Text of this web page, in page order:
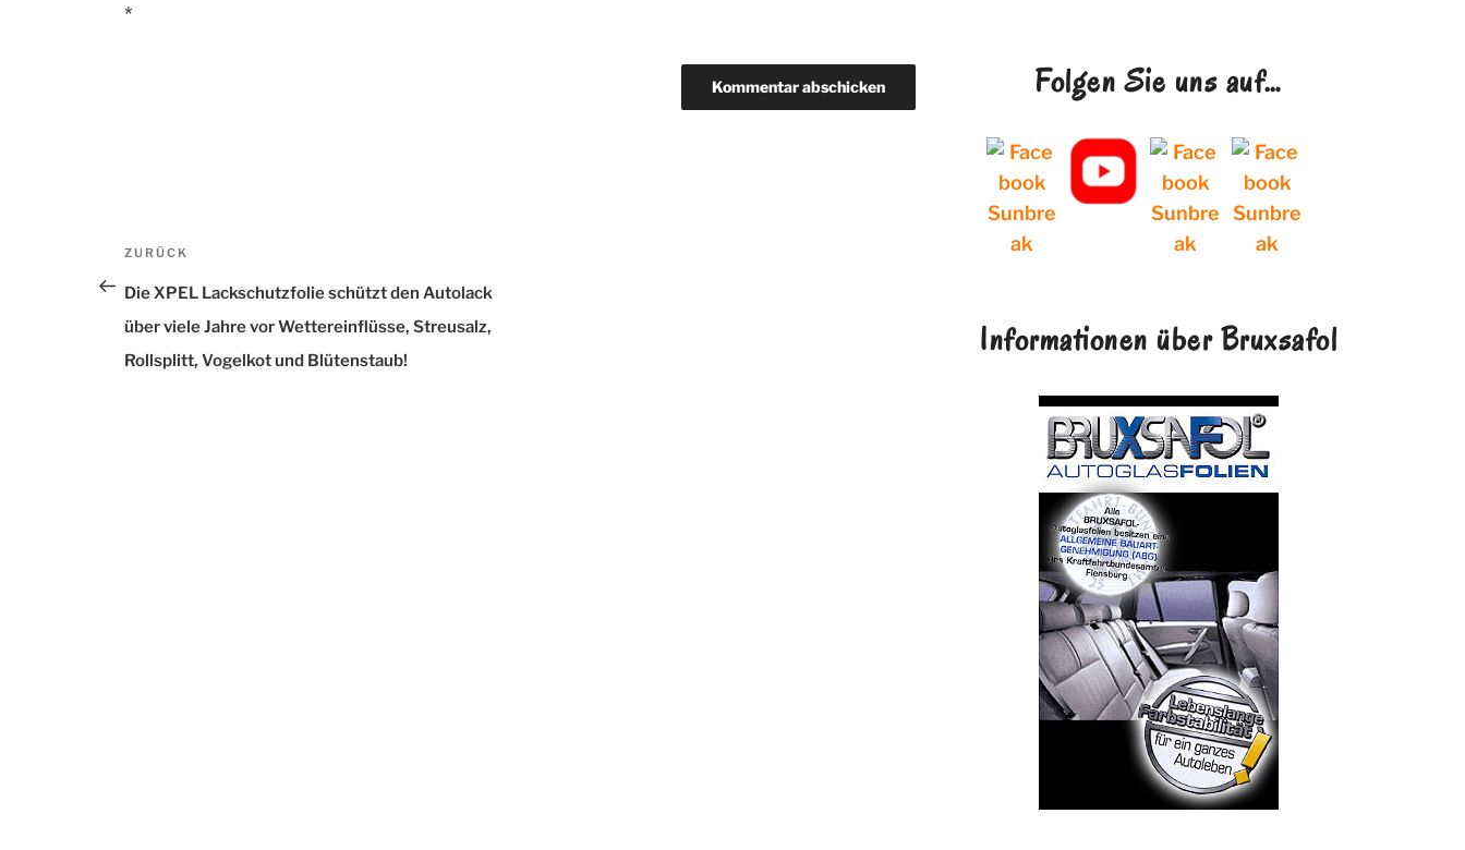
*
Beitrags-
Navigation
Vorheriger
Beitrag
ZURÜCK
Die XPEL Lackschutzfolie schützt den Autolack
über viele Jahre vor Wettereinflüsse, Streusalz,
Rollsplitt, Vogelkot und Blütenstaub!
Folgen Sie uns auf…
Informationen über Bruxsafol